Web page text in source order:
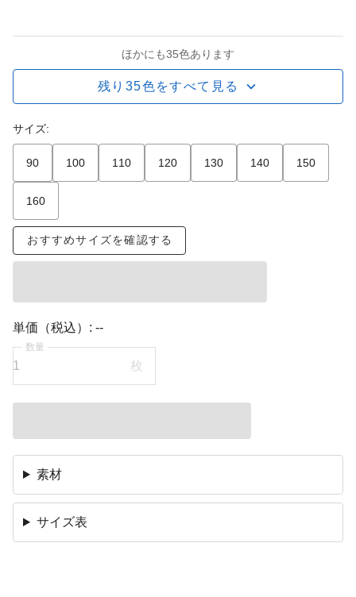
ほかにも35色あります
残り35色をすべて見る
サイズ:
90 100 110 120 130 140 150
160
おすすめサイズを確認する
単価（税込）: --
枚
数量
素材
サイズ表